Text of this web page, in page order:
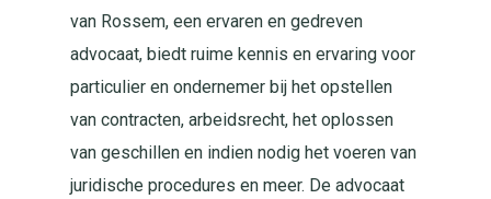
van Rossem, een ervaren en gedreven
advocaat, biedt ruime kennis en ervaring voor
particulier en ondernemer bij het opstellen
van contracten, arbeidsrecht, het oplossen
van geschillen en indien nodig het voeren van
juridische procedures en meer. De advocaat